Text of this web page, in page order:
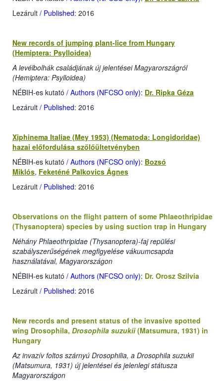
Lezárult / Published: 2016
New records of jumping plant-lice from Hungary
(Hemiptera: Psylloidea)
A levélbolhák családjának új jelentései Magyarországról
(Hemiptera: Psylloidea)
NÉBIH-es kutató / Authors (NFCSO only): Dr. Ripka Géza
Lezárult / Published: 2016
Xiphinema Italiae (Mey 1953) (Nematoda: Longidoridae)
hazai előfordulása szőlőültetvényben
NÉBIH-es kutató / Authors (NFCSO only): Bozsó
Miklós, Feketéné Palkovics Ágnes
Lezárult / Published: 2016
Observations on the flight pattern of some Phlaeothripidae
(Thysanoptera) species by using suction trap in Hungary
Néhány Phlaeothripidae (Thysanoptera)-faj repülési
szabályszerűségének megfigyelése vákuumcsapda
használatával, Magyarországon
NÉBIH-es kutató / Authors (NFCSO only): Dr. Orosz Szilvia
Lezárult / Published: 2016
New records and present status of the invasive spotted
wing Drosophila, Drosophila suzukii(Matsumura, 1931) in
Hungary
Az invazív foltos szárnyú Drosophilia, a Drosophila suzukii
(Matsumura, 1931) új jelentései és jelenlegi státusza
Magyarországon